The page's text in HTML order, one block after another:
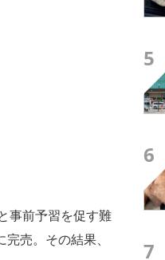
事前予習を促す難
売。その結果、
5
6
7